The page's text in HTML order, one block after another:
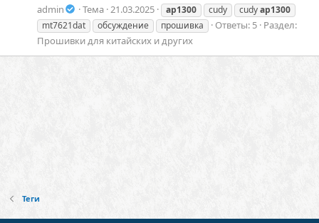
admin Тема 21.03.2025 ap1300 cudy cudyap1300
mt7621dat
обсуждение прошивка Ответы: 5 Раздел:
Прошивки для китайских и других
Теги